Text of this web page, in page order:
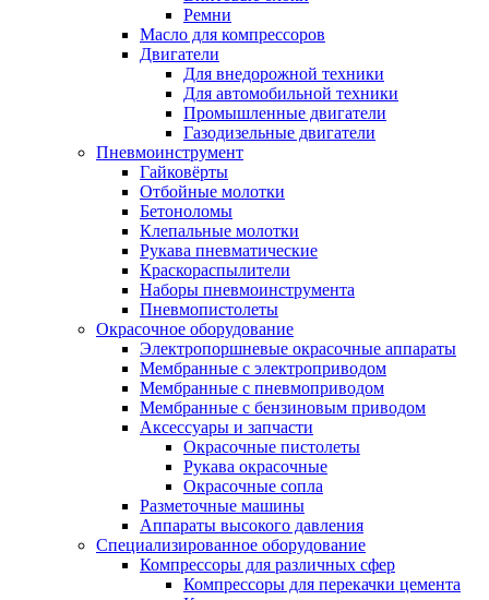
Ремни
Масло для компрессоров
Двигатели
Для внедорожной техники
Для автомобильной техники
Промышленные двигатели
Газодизельные двигатели
Пневмоинструмент
Гайковёрты
Отбойные молотки
Бетоноломы
Клепальные молотки
Рукава пневматические
Краскораспылители
Наборы пневмоинструмента
Пневмопистолеты
Окрасочное оборудование
Электропоршневые окрасочные аппараты
Мембранные с электроприводом
Мембранные с пневмоприводом
Мембранные с бензиновым приводом
Аксессуары и запчасти
Окрасочные пистолеты
Рукава окрасочные
Окрасочные сопла
Разметочные машины
Аппараты высокого давления
Специализированное оборудование
Компрессоры для различных сфер
Компрессоры для перекачки цемента